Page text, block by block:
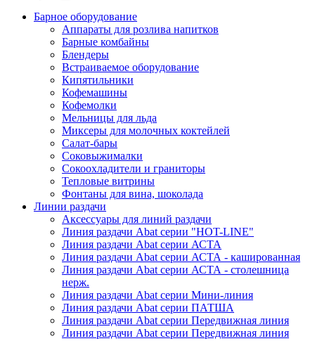
Барное оборудование
Аппараты для розлива напитков
Барные комбайны
Блендеры
Встраиваемое оборудование
Кипятильники
Кофемашины
Кофемолки
Мельницы для льда
Миксеры для молочных коктейлей
Салат-бары
Соковыжималки
Сокоохладители и граниторы
Тепловые витрины
Фонтаны для вина, шоколада
Линии раздачи
Аксессуары для линий раздачи
Линия раздачи Abat серии "HOT-LINE"
Линия раздачи Abat серии АСТА
Линия раздачи Abat серии АСТА - кашированная
Линия раздачи Abat серии АСТА - столешница
нерж.
Линия раздачи Abat серии Мини-линия
Линия раздачи Abat серии ПАТША
Линия раздачи Abat серии Передвижная линия
Линия раздачи Abat серии Передвижная линия